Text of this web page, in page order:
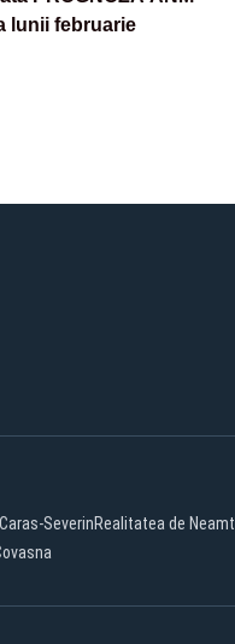
lunii februarie
SeverinRealitatea de Neamt